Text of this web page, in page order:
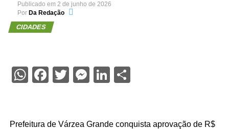
Publicado em 2 de junho de 2026
Por Da Redação
CIDADES
WhatsApp
Facebook
Twitter
Messenger
LinkedIn
Share
Prefeitura de Várzea Grande conquista aprovação de R$